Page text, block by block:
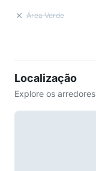
Área Verde
Localização
Explore os arredores